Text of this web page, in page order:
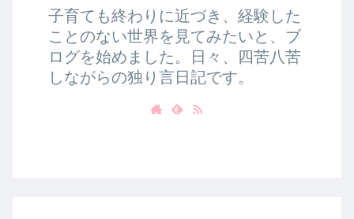
子育ても終わりに近づき、経験した
ことのない世界を見てみたいと、ブ
ログを始めました。日々、四苦八苦
しながらの独り言日記です。